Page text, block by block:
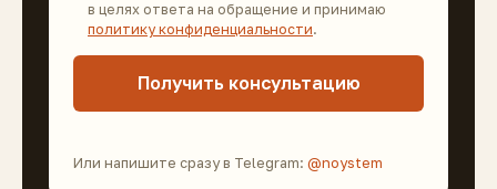
в целях ответа на обращение и принимаю
политику конфиденциальности.
Получить консультацию
Или напишите сразу в Telegram: @noystem